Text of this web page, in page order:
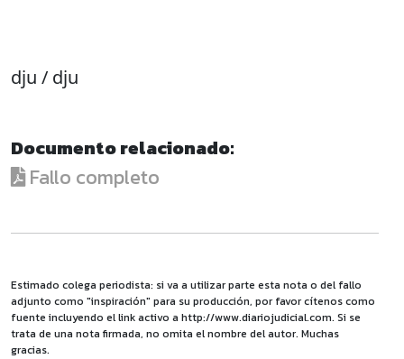
dju / dju
Documento relacionado:
Fallo completo
Estimado colega periodista: si va a utilizar parte esta nota o del fallo
adjunto como "inspiración" para su producción, por favor cítenos como
fuente incluyendo el link activo a http://www.diariojudicial.com. Si se
trata de una nota firmada, no omita el nombre del autor. Muchas
gracias.